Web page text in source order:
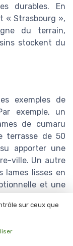
durables. En
« Strasbourg »,
du terrain,
stockent du
exemples de
exemple, un
de cumaru
terrasse de 50
apporter une
ville. Un autre
lames lisses en
et une
consulter ce
des lames de
sur ceux que